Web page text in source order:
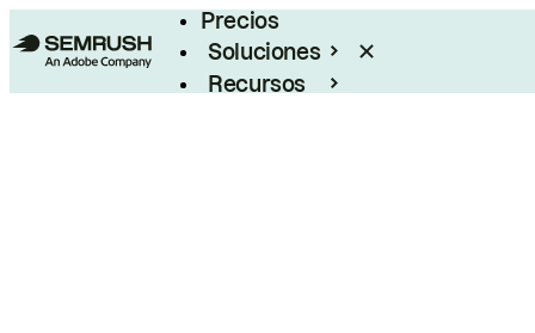
Precios
Soluciones
Recursos